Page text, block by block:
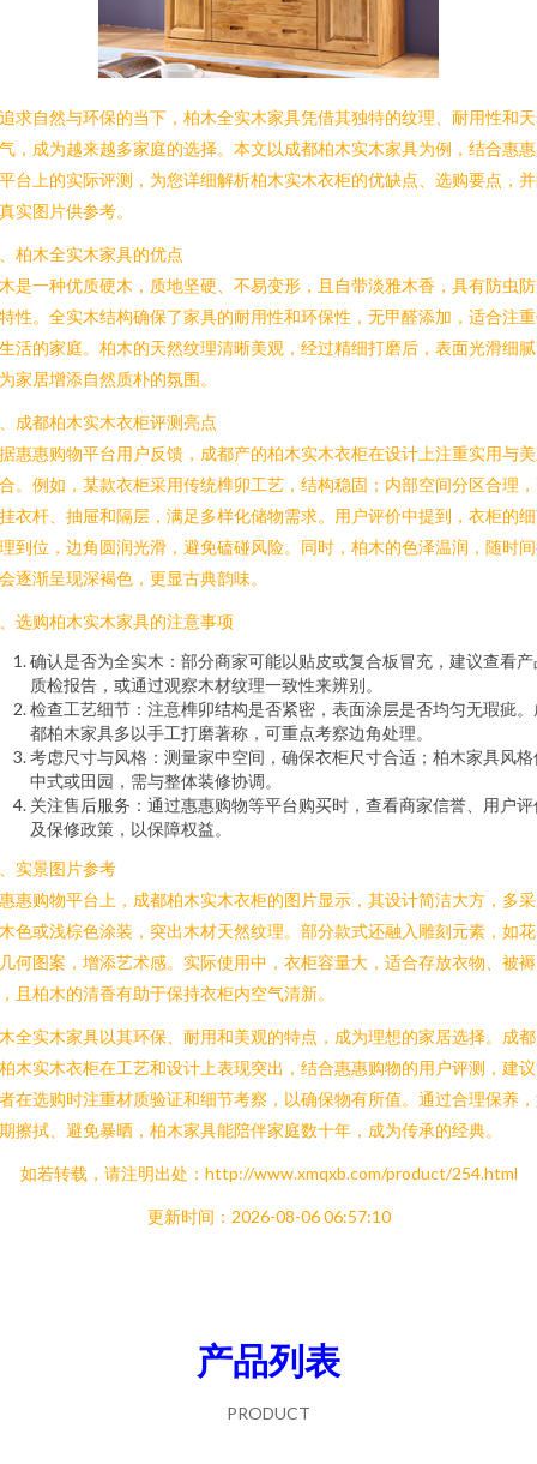
求自然与环保的当下，柏木全实木家具凭借其独特的纹理、耐用性和
，成为越来越多家庭的选择。本文以成都柏木实木家具为例，结合惠
台上的实际评测，为您详细解析柏木实木衣柜的优缺点、选购要点，
实图片供参考。
柏木全实木家具的优点
是一种优质硬木，质地坚硬、不易变形，且自带淡雅木香，具有防虫
性。全实木结构确保了家具的耐用性和环保性，无甲醛添加，适合注
活的家庭。柏木的天然纹理清晰美观，经过精细打磨后，表面光滑细
家居增添自然质朴的氛围。
成都柏木实木衣柜评测亮点
惠惠购物平台用户反馈，成都产的柏木实木衣柜在设计上注重实用与
。例如，某款衣柜采用传统榫卯工艺，结构稳固；内部空间分区合理
衣杆、抽屉和隔层，满足多样化储物需求。用户评价中提到，衣柜的
到位，边角圆润光滑，避免磕碰风险。同时，柏木的色泽温润，随时
逐渐呈现深褐色，更显古典韵味。
选购柏木实木家具的注意事项
确认是否为全实木：部分商家可能以贴皮或复合板冒充，建议查看产
质检报告，或通过观察木材纹理一致性来辨别。
检查工艺细节：注意榫卯结构是否紧密，表面涂层是否均匀无瑕疵。
都柏木家具多以手工打磨著称，可重点考察边角处理。
考虑尺寸与风格：测量家中空间，确保衣柜尺寸合适；柏木家具风格
中式或田园，需与整体装修协调。
关注售后服务：通过惠惠购物等平台购买时，查看商家信誉、用户评
及保修政策，以保障权益。
实景图片参考
惠购物平台上，成都柏木实木衣柜的图片显示，其设计简洁大方，多
色或浅棕色涂装，突出木材天然纹理。部分款式还融入雕刻元素，如
何图案，增添艺术感。实际使用中，衣柜容量大，适合存放衣物、被褥
且柏木的清香有助于保持衣柜内空气清新。
全实木家具以其环保、耐用和美观的特点，成为理想的家居选择。成
木实木衣柜在工艺和设计上表现突出，结合惠惠购物的用户评测，建
在选购时注重材质验证和细节考察，以确保物有所值。通过合理保养
擦拭、避免暴晒，柏木家具能陪伴家庭数十年，成为传承的经典。
如若转载，请注明出处：http://www.xmqxb.com/product/254.html
更新时间：2026-08-06 06:57:10
产品列表
PRODUCT